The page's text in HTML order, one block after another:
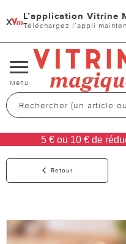
x L’application Vitrine
Téléchargez l’appli
Changer
de
navigation
Menu
5 € ou 10 € de
Retour